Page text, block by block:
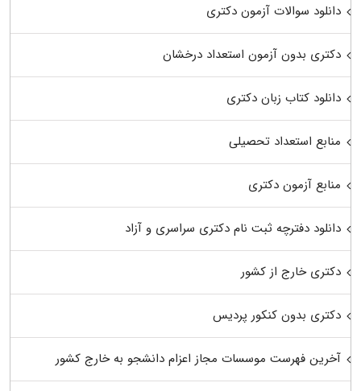
دانلود سوالات آزمون دکتری
دکتری بدون آزمون استعداد درخشان
دانلود کتاب زبان دکتری
منابع استعداد تحصیلی
منابع آزمون دکتری
دانلود دفترچه ثبت نام دکتری سراسری و آزاد
دکتری خارج از کشور
دکتری بدون کنکور پردیس
آخرین فهرست موسسات مجاز اعزام دانشجو به خارج کشور